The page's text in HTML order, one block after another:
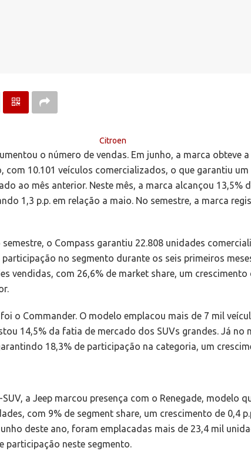
o número de vendas. Em junho, a marca obteve
com 10.101 veículos comercializados, o que garantiu
ao mês anterior. Neste mês, a marca alcançou 13,5%
1,3 p.p. em relação a maio. No semestre, a marca
o Compass garantiu 22.808 unidades
no segmento durante os seis primeiros
vendidas, com 26,6% de market share, um crescimento
o Commander. O modelo emplacou mais de 7 mil
14,5% da fatia de mercado dos SUVs grandes. Já no
18,3% de participação na categoria, um
a Jeep marcou presença com o Renegade, modelo
com 9% de segment share, um crescimento de 0,4
deste ano, foram emplacadas mais de 23,4 mil
participação neste segmento.